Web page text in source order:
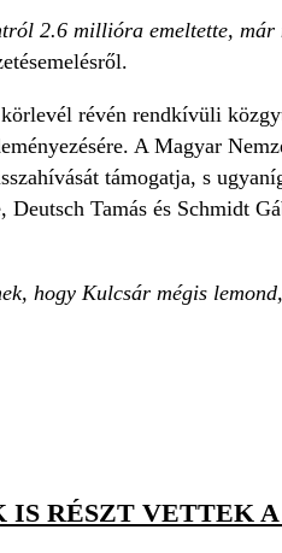
2.6 millióra emeltette,
révén rendkívüli
A Magyar
támogatja, s
Tamás és Schmidt
hogy Kulcsár mégis
IS RÉSZT VETTEK